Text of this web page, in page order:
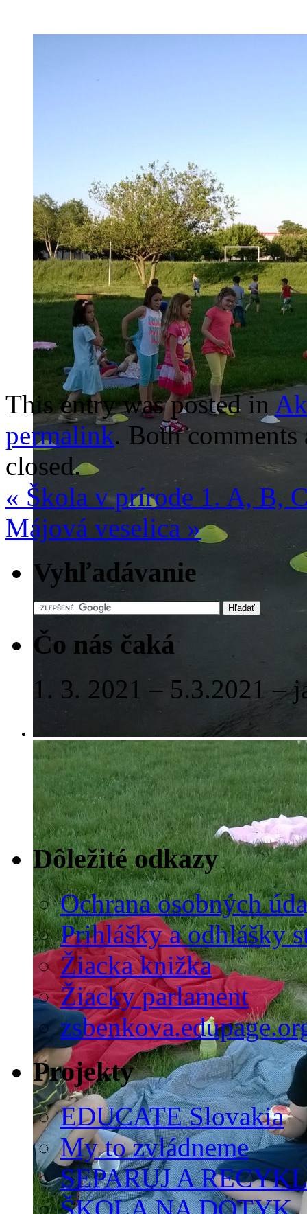
This entry was posted in
permalink. Both
closed.
« Škola v prírode 1. A, B,
Májová veselica »
Vyhľadávanie
Čo nás čaká
1. 3. 2021 – 5.3.2021 –
Dôležité odkazy
Ochrana osobných
Prihlášky a odhlášky
Žiacka knižka
Žiacky parlament
Projekty
EDUCATE Slovakia
My to zvládneme
SEPARUJ A